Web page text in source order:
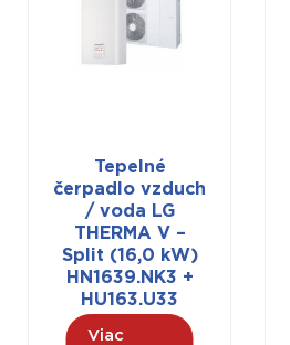
Tepelné
čerpadlo vzduch
/ voda LG
THERMA V –
Split (16,0 kW)
HN1639.NK3 +
HU163.U33
Viac